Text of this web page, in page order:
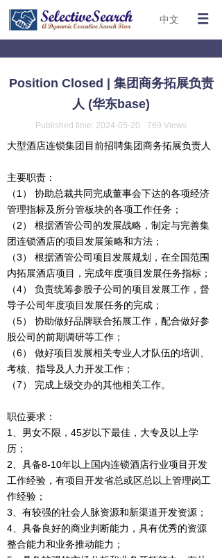
中文
Position Closed | 集团商务拓展负责
人 (华东base)
Published time: 2024-05-20 769 Views
大型酒店连锁集团目前招聘集团商务拓展负责人
主要职责：
（1） 协助总裁共同完成董事会下达的各项经济
管理指标及所分管板块的各项工作任务；
（2） 根据酒管公司的发展战略，制定与完善集
团连锁酒店的项目发展策略和方法；
（3） 根据酒管公司项目发展规划，在全国范围
内拓展酒店项目，完成年度项目发展任务指标；
（4） 负责统筹参股子公司的项目发展工作，督
导子公司年度项目发展任务的完成；
（5） 协助做好品牌联合拓展工作，配合做好参
股公司的前期调研等工作；
（6） 做好项目发展相关专业人才队伍的培训、
考核、指导及人力开发工作；
（7） 完成上级交办的其他相关工作。
职位要求：
1、男女不限，45岁以下最佳，大专及以上学
历；
2、具备8-10年以上国内连锁酒店行业项目开发
工作经验，有项目开发省总或区总以上管理岗工
作经验；
3、有较强的社会人脉资源和新渠道开发资源；
4、具备良好的商业判断能力，具有优秀的资源
整合能力和业务推动能力；